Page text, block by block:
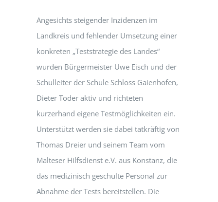
Angesichts steigender Inzidenzen im
Landkreis und fehlender Umsetzung einer
konkreten „Teststrategie des Landes“
wurden Bürgermeister Uwe Eisch und der
Schulleiter der Schule Schloss Gaienhofen,
Dieter Toder aktiv und richteten
kurzerhand eigene Testmöglichkeiten ein.
Unterstützt werden sie dabei tatkräftig von
Thomas Dreier und seinem Team vom
Malteser Hilfsdienst e.V. aus Konstanz, die
das medizinisch geschulte Personal zur
Abnahme der Tests bereitstellen. Die